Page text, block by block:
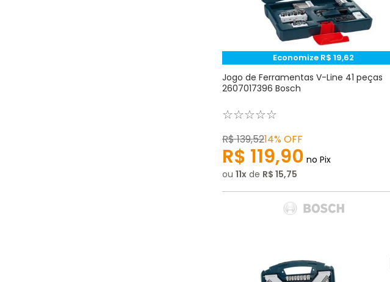
Economize R$ 19,62
Jogo de Ferramentas V-Line 41 peças
2607017396 Bosch
☆☆☆☆☆
R$139,5214%OFF
R$ 119,90 no Pix
ou 11 de R$ 15,75